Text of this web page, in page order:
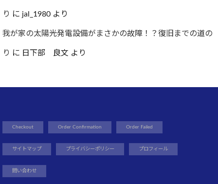
り に jal_1980 より
我が家の太陽光発電設備がまさかの故障！？復旧までの道の
り に 日下部 良文 より
Checkout Order Confirmation Order Failed
サイトマップ プライバシーポリシー プロフィール
問い合わせ